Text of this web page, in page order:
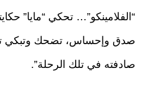
“الفلامينكو”… تحكي “مايا”
صدق وإحساس، تضحك
صادفته في تلك الرحلة”.